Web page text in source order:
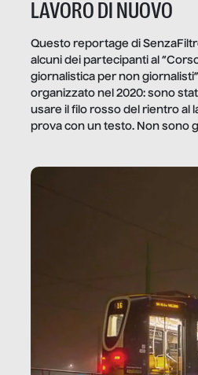
LAVORO DI NUOVO
Questo reportage di
alcuni dei partecipanti al
giornalistica per non
organizzato nel 2020: sono
usare il filo rosso del rientro al
prova con un testo. Non sono